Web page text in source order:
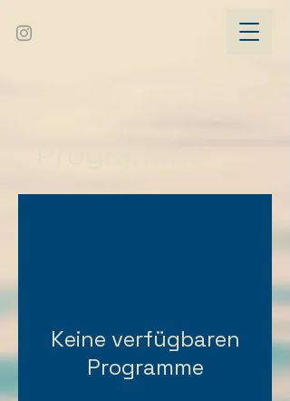
Keine verfügbaren
Programme